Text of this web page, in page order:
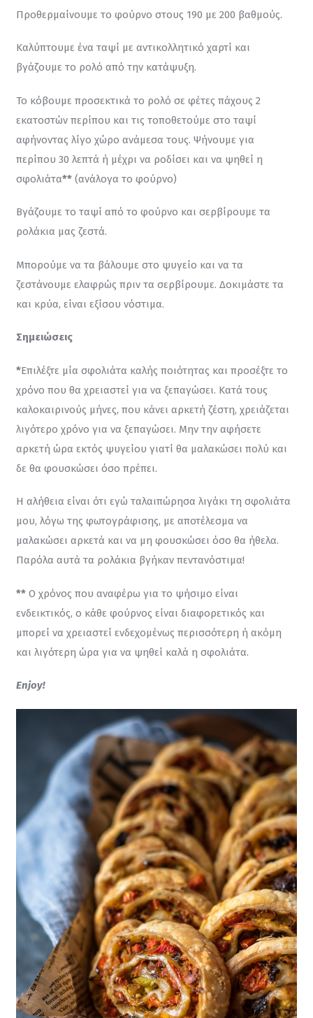
Προθερμαίνουμε το φούρνο στους 190 με 200 βαθμούς.
Καλύπτουμε ένα ταψί με αντικολλητικό χαρτί και
βγάζουμε το ρολό από την κατάψυξη.
Το κόβουμε προσεκτικά το ρολό σε φέτες πάχους 2
εκατοστών περίπου και τις τοποθετούμε στο ταψί
αφήνοντας λίγο χώρο ανάμεσα τους. Ψήνουμε για
περίπου 30 λεπτά ή μέχρι να ροδίσει και να ψηθεί η
σφολιάτα** (ανάλογα το φούρνο)
Βγάζουμε το ταψί από το φούρνο και σερβίρουμε τα
ρολάκια μας ζεστά.
Μπορούμε να τα βάλουμε στο ψυγείο και να τα
ζεστάνουμε ελαφρώς πριν τα σερβίρουμε. Δοκιμάστε τα
και κρύα, είναι εξίσου νόστιμα.
Σημειώσεις
*Επιλέξτε μία σφολιάτα καλής ποιότητας και προσέξτε το
χρόνο που θα χρειαστεί για να ξεπαγώσει. Κατά τους
καλοκαιρινούς μήνες, που κάνει αρκετή ζέστη, χρειάζεται
λιγότερο χρόνο για να ξεπαγώσει. Μην την αφήσετε
αρκετή ώρα εκτός ψυγείου γιατί θα μαλακώσει πολύ και
δε θα φουσκώσει όσο πρέπει.
Η αλήθεια είναι ότι εγώ ταλαιπώρησα λιγάκι τη σφολιάτα
μου, λόγω της φωτογράφισης, με αποτέλεσμα να
μαλακώσει αρκετά και να μη φουσκώσει όσο θα ήθελα.
Παρόλα αυτά τα ρολάκια βγήκαν πεντανόστιμα!
** Ο χρόνος που αναφέρω για το ψήσιμο είναι
ενδεικτικός, ο κάθε φούρνος είναι διαφορετικός και
μπορεί να χρειαστεί ενδεχομένως περισσότερη ή ακόμη
και λιγότερη ώρα για να ψηθεί καλά η σφολιάτα.
Enjoy!